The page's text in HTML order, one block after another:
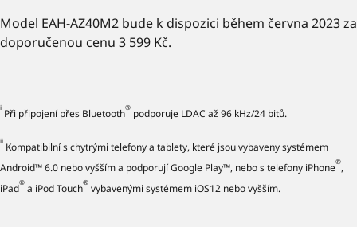
Model EAH-AZ40M2 bude k dispozici během června 2023 za
doporučenou cenu 3 599 Kč.
i Při připojení přes Bluetooth® podporuje LDAC až 96 kHz/24 bitů.
ii Kompatibilní s chytrými telefony a tablety, které jsou vybaveny systémem
Android™ 6.0 nebo vyšším a podporují Google Play™, nebo s telefony iPhone®,
iPad® a iPod Touch® vybavenými systémem iOS12 nebo vyšším.